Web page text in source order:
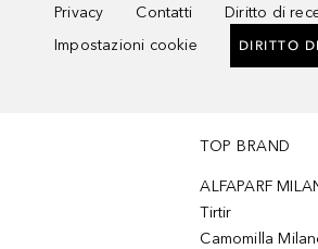
Privacy Contatti Diritto di
Impostazioni cookie
DIRITTO
TOP BRAND
ALFAPARF
Tirtir
Camomilla